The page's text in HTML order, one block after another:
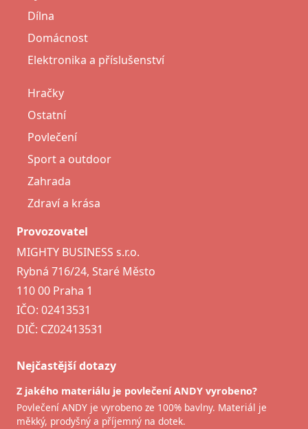
Dílna
Domácnost
Elektronika a příslušenství
Hračky
Ostatní
Povlečení
Sport a outdoor
Zahrada
Zdraví a krása
Provozovatel
MIGHTY BUSINESS s.r.o.
Rybná 716/24, Staré Město
110 00 Praha 1
IČO: 02413531
DIČ: CZ02413531
Nejčastější dotazy
Z jakého materiálu je povlečení ANDY vyrobeno?
Povlečení ANDY je vyrobeno ze 100% bavlny. Materiál je
měkký, prodyšný a příjemný na dotek.